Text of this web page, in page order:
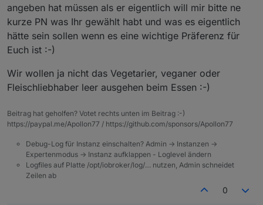
angeben hat müssen als er eigentlich will mir bitte ne
kurze PN was Ihr gewählt habt und was es eigentlich
hätte sein sollen wenn es eine wichtige Präferenz für
Euch ist :-)
Wir wollen ja nicht das Vegetarier, veganer oder
Fleischliebhaber leer ausgehen beim Essen :-)
Beitrag hat geholfen? Votet rechts unten im Beitrag :-)
https://paypal.me/Apollon77 / https://github.com/sponsors/Apollon77
Debug-Log für Instanz einschalten? Admin -> Instanzen ->
Expertenmodus -> Instanz aufklappen - Loglevel ändern
Logfiles auf Platte /opt/iobroker/log/… nutzen, Admin schneidet
Zeilen ab
0